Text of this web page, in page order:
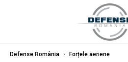
Defense România › Forțele aeriene